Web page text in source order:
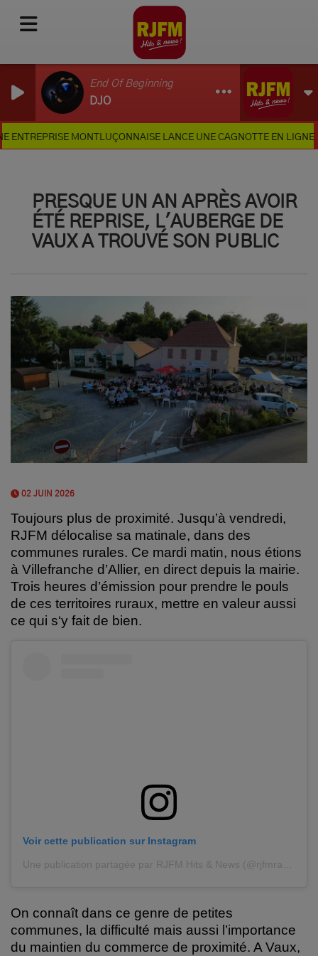
End Of Beginning
DJO
MONTLUÇONNAISE LANCE UNE CAGNOTTE EN LIGNE
PRESQUE UN AN APRÈS AVOIR
ÉTÉ REPRISE, L'AUBERGE DE
VAUX A TROUVÉ SON PUBLIC
02 JUIN 2026
Toujours plus de proximité. Jusqu’à vendredi,
RJFM délocalise sa matinale, dans des
communes rurales. Ce mardi matin, nous étions
à Villefranche d’Allier, en direct depuis la mairie.
Trois heures d’émission pour prendre le pouls
de ces territoires ruraux, mettre en valeur aussi
ce qui s‘y fait de bien.
Voir cette publication sur Instagram
On connaît dans ce genre de petites
communes, la difficulté mais aussi l’importance
du maintien du commerce de proximité. A Vaux,